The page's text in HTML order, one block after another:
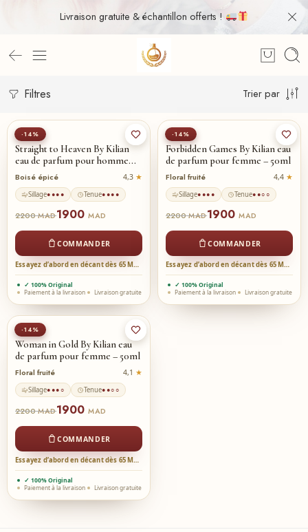
Livraison gratuite & échantillon offerts !
Filtres Trier par
-14%
Straight to Heaven By Kilian
eau de parfum pour homme…
Boisé épicé 4,3
Sillage●●●● Tenue●●●●
2200MAD1900MAD
COMMANDER
Essayez d’abord en décant dès 65 MAD →
✓ 100% Original
Paiement à la livraison
Livraison gratuite
-14%
Forbidden Games By Kilian eau
de parfum pour femme – 50ml
Floral fruité 4,4
Sillage●●●● Tenue●●○○
2200MAD1900MAD
COMMANDER
Essayez d’abord en décant dès 65 MAD →
✓ 100% Original
Paiement à la livraison
Livraison gratuite
-14%
Woman in Gold By Kilian eau
de parfum pour femme – 50ml
Floral fruité 4,1
Sillage●●●○ Tenue●●○○
2200MAD1900MAD
COMMANDER
Essayez d’abord en décant dès 65 MAD →
✓ 100% Original
Paiement à la livraison
Livraison gratuite